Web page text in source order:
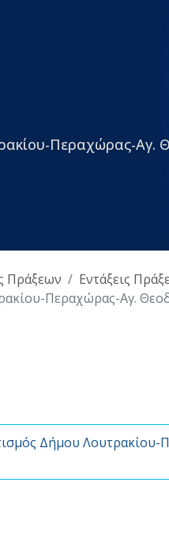
Περαχώρας-Αγ.
Πράξεων
Εντάξεις
Περαχώρας-Αγ.
Δήμου Λουτρακίου-